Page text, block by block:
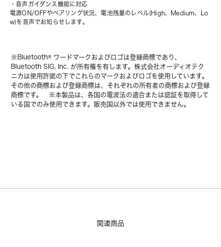
・音声ガイダンス機能に対応
電源ON/OFFやペアリング状況、電池残量のレベル(High、Medium、Lo
w)を音声でお知らせします。
※Bluetooth® ワードマークおよびロゴは登録商標であり、
Bluetooth SIG, Inc. が所有権を有します。株式会社オーディオテク
ニカは使用許諾の下でこれらのマークおよびロゴを使用しています。
その他の商標および登録商標は、それぞれの所有者の商標および登録
商標です。 ※本製品は、各国の電波法の適合または認証を取得して
いる国でのみ使用できます。販売国以外では使用できません。
関連商品